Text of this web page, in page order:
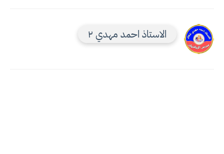
الاستاذ احمد مهدي ٢